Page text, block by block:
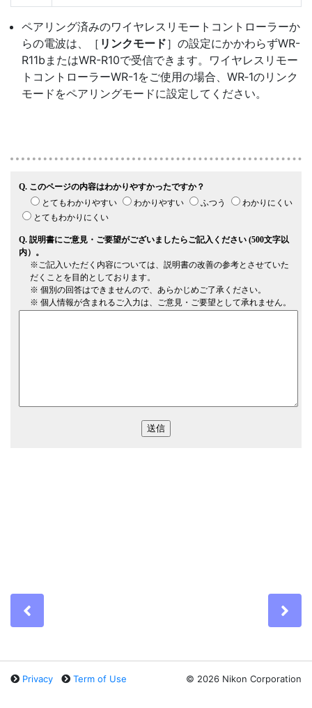
ペアリング済みのワイヤレスリモートコントローラーか
らの電波は、［ リンクモード］の設定にかかわらずWR-
R11bまたはWR-R10で受信できます。ワイヤレスリモー
トコントローラーWR-1をご使用の場合、WR‑1のリンク
モードをペアリングモードに設定してください。
Privacy Term of Use © 2026 Nikon Corporation